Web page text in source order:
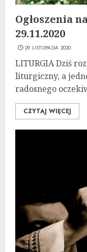
Ogłoszenia
29.11.2020
29 LISTOPADA 2020
LITURGIA Dziś
liturgiczny, a
radosnego
CZYTAJ WIĘCEJ